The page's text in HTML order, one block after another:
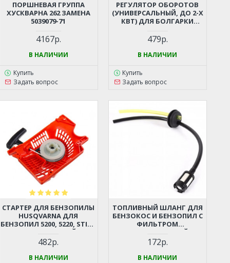
ПОРШНЕВАЯ ГРУППА
ХУСКВАРНА 262 ЗАМЕНА
5039079-71
4167р.
В НАЛИЧИИ
Купить
Задать вопрос
РЕГУЛЯТОР ОБОРОТОВ
(УНИВЕРСАЛЬНЫЙ, ДО 2-Х
КВТ) ДЛЯ БОЛГАРКИ
ЭЛЕКТРОПИЛЫ,
ПЕРФОРАТОРА, ДРЕЛИ И
ПР.
479р.
В НАЛИЧИИ
Купить
Задать вопрос
СТАРТЕР ДЛЯ БЕНЗОПИЛЫ
HUSQVARNA ДЛЯ
БЕНЗОПИЛ 5200, 5220, STIHL
362, 440 И ДР. (КИТАЙСКИЕ
БЕНЗОПИЛЫ 45-52СМ3,
ЦЫГАНКА)
482р.
В НАЛИЧИИ
ТОПЛИВНЫЙ ШЛАНГ ДЛЯ
БЕНЗОКОС И БЕНЗОПИЛ С
ФИЛЬТРОМ
(УНИВЕРСАЛЬНЫЙ)
172р.
В НАЛИЧИИ